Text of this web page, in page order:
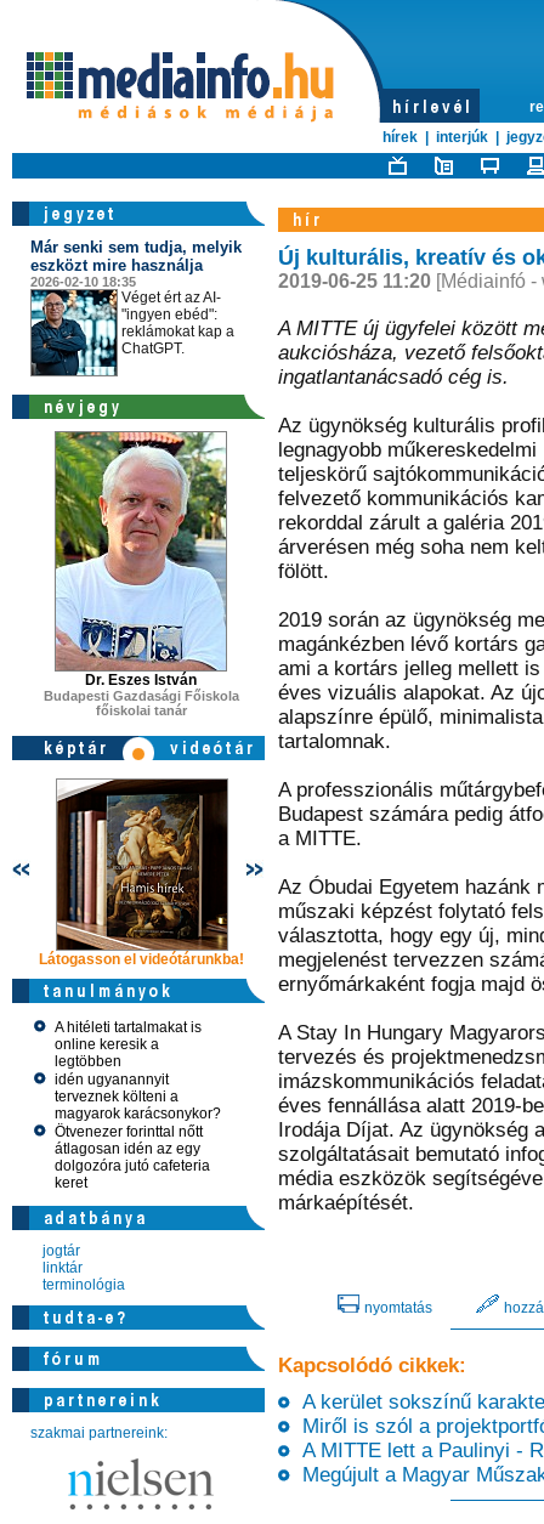
hírek
interjúk
Már senki sem tudja, melyik
eszközt mire használja
2026-02-10 18:35
Véget ért az AI-
"ingyen ebéd":
reklámokat kap a
ChatGPT.
Dr. Eszes István
Budapesti Gazdasági Főiskola
főiskolai tanár
Látogasson el videótárunkba! Látogasson el videótárunkba!Látogasson
A hitéleti tartalmakat is
online keresik a
legtöbben
idén ugyanannyit
terveznek költeni a
magyarok karácsonykor?
Ötvenezer forinttal nőtt
átlagosan idén az egy
dolgozóra jutó cafeteria
keret
jogtár
linktár
terminológia
szakmai partnereink:
Új kulturális, kreatív és
2019-06-25 11:20[Médiainfó -
A MITTE új ügyfelei között
aukciósháza, vezető
ingatlantanácsadó cég is.
Az ügynökség kulturális
legnagyobb
teljeskörű
felvezető kommunikációs
rekorddal zárult a galéria
árverésen még soha nem
fölött.
2019 során az ügynökség
magánkézben lévő kortárs
ami a kortárs jelleg mellett
éves vizuális alapokat. Az
alapszínre épülő,
tartalomnak.
A professzionális
Budapest számára pedig
a MITTE.
Az Óbudai Egyetem hazánk
műszaki képzést folytató
választotta, hogy egy új,
megjelenést tervezzen
ernyőmárkaként fogja majd
A Stay In Hungary
tervezés és
imázskommunikációs
éves fennállása alatt 2019-
Irodája Díjat. Az ügynökség
szolgáltatásait bemutató
média eszközök
márkaépítését.
nyomtatás
Kapcsolódó cikkek:
A kerület sokszínű
Miről is szól a
A MITTE lett a Paulinyi -
Megújult a Magyar